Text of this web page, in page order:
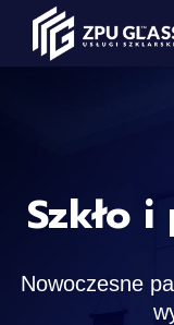
Szkło
Nowoczesne